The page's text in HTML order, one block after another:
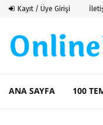
Kayıt / Üye Girişi
Saint Exupery
ANA SAYFA 100